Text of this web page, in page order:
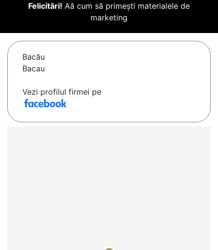
Felicitări! Aă cum să primești materialele de
marketing
Bacău
Bacau
Vezi profilul firmei pe